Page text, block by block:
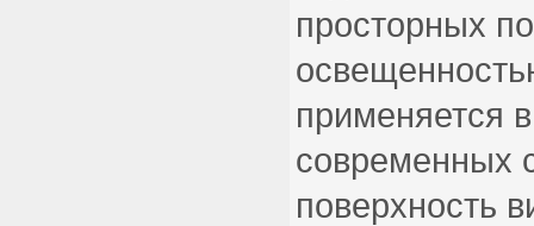
просторных
применяется
современных
поверхность